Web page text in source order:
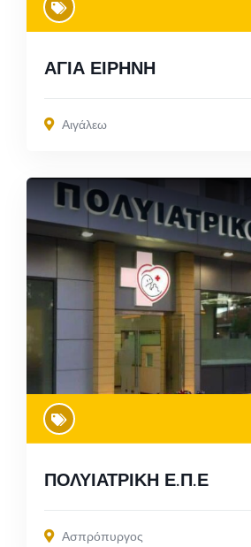
ΑΓΙΑ ΕΙΡΗΝΗ
Αιγάλεω
ΠΟΛΥΙΑΤΡΙΚΗ Ε.Π.Ε
Ασπρόπυργος